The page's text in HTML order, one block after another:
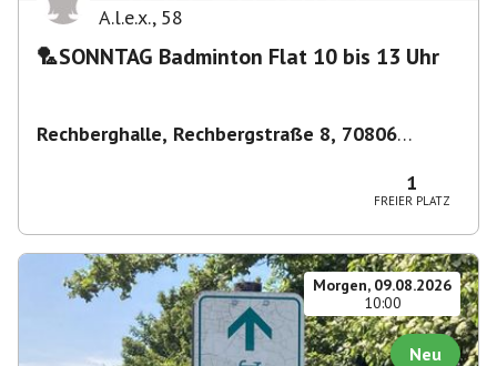
A.l.e.x., 58
🏸SONNTAG Badminton Flat 10 bis 13 Uhr
Rechberghalle, Rechbergstraße 8, 70806
1
FREIER PLATZ
Morgen, 09.08.2026
10:00
Neu